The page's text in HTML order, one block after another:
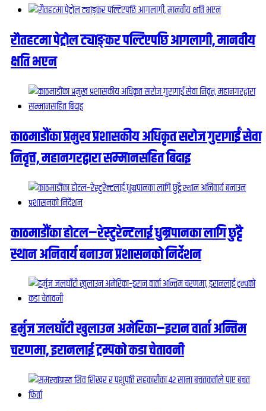
रौतहटमा पेट्रोल ट्याङ्कर पल्टिएपछि आगलागी, मानवीय
क्षति भएन
काठमाडौंका प्रमुख प्रशासकीय अधिकृत सरोज गुरागाईं सेवा
निवृत्त, महानगरद्वारा सम्मानसहित बिदाइ
काठमाडौंका होटल–रेस्टुरेन्टलाई धुम्रपानका लागि छुट्टै
स्थान अनिवार्य बनाउन प्रशासनको निर्देशन
हर्मुज जलघाँटी खुलाउन अमेरिका–इरान वार्ता अन्तिम
चरणमा, इरानलाई ट्रम्पको कडा चेतावनी